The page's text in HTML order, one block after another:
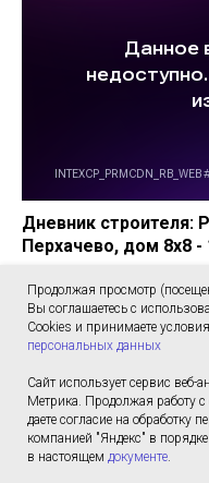
Дневник строителя:
Перхачево, дом 8х8 -
Продолжая просмотр
Вы соглашаетесь с
Cookies и принимаете условия
персональных данных
Сайт использует сервис веб-
Метрика. Продолжая работу
даете согласие на обработку
компанией "Яндекс" в
в настоящем документе.